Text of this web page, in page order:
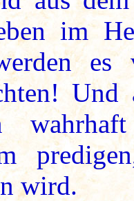
im
es
Und
wird.